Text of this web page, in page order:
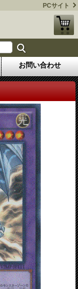
PCサイト
お問い合わせ